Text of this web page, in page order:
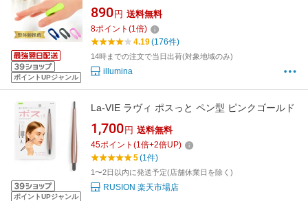
ポイントUPジャンル
2個セット ズキピッタン つぼおし つぼ押し 棒
実用的 整える 快眠 睡眠 寝れない 眠れない
890 円 送料無料
8ポイント (1倍)
4.19(176件)
14時までの注文で当日出荷(対象地域のみ)
illumina
ポイントUPジャンル
La-VIE ラヴィ ポスっと ペン型 ピンクゴールド
1,700 円 送料無料
45ポイント (1倍+2倍UP)
5(1件)
1〜2日以内に発送予定(店舗休業日を除く)
RUSION 楽天市場店